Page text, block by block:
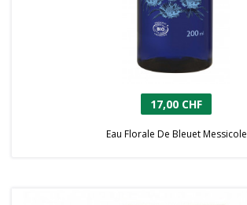
17,00 CHF
Eau Florale De Bleuet Messicole